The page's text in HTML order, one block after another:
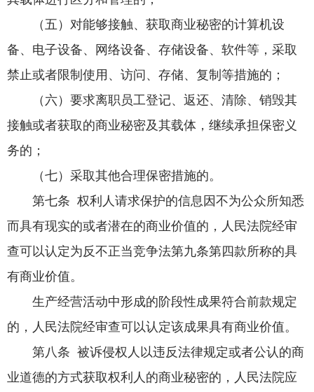
（五）对能够接触、获取商业秘密的计算机设
备、电子设备、网络设备、存储设备、软件等，采取
禁止或者限制使用、访问、存储、复制等措施的；
（六）要求离职员工登记、返还、清除、销毁其
接触或者获取的商业秘密及其载体，继续承担保密义
务的；
（七）采取其他合理保密措施的。
第七条 权利人请求保护的信息因不为公众所知悉
而具有现实的或者潜在的商业价值的，人民法院经审
查可以认定为反不正当竞争法第九条第四款所称的具
有商业价值。
生产经营活动中形成的阶段性成果符合前款规定
的，人民法院经审查可以认定该成果具有商业价值。
第八条 被诉侵权人以违反法律规定或者公认的商
业道德的方式获取权利人的商业秘密的，人民法院应